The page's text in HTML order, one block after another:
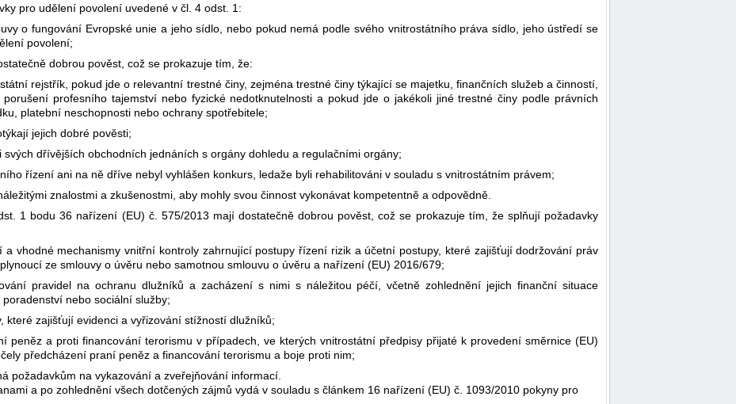
pro udělení povolení uvedené v čl. 4 odst. 1:
o fungování Evropské unie a jeho sídlo, nebo pokud nemá podle svého vnitrostátního práva sídlo, jeho ústředí se
povolení;
dobrou pověst, což se prokazuje tím, že:
rejstřík, pokud jde o relevantní trestné činy, zejména trestné činy týkající se majetku, finančních služeb a činností,
profesního tajemství nebo fyzické nedotknutelnosti a pokud jde o jakékoli jiné trestné činy podle právních
platební neschopnosti nebo ochrany spotřebitele;
jejich dobré pověsti;
dřívějších obchodních jednáních s orgány dohledu a regulačními orgány;
řízení ani na ně dříve nebyl vyhlášen konkurs, ledaže byli rehabilitováni v souladu s vnitrostátním právem;
znalostmi a zkušenostmi, aby mohly svou činnost vykonávat kompetentně a odpovědně.
1 bodu 36 nařízení (EU) č. 575/2013 mají dostatečně dobrou pověst, což se prokazuje tím, že splňují požadavky
vhodné mechanismy vnitřní kontroly zahrnující postupy řízení rizik a účetní postupy, které zajišťují dodržování práv
ze smlouvy o úvěru nebo samotnou smlouvu o úvěru a nařízení (EU) 2016/679;
pravidel na ochranu dlužníků a zacházení s nimi s náležitou péčí, včetně zohlednění jejich finanční situace
nebo sociální služby;
zajišťují evidenci a vyřizování stížností dlužníků;
peněz a proti financování terorismu v případech, ve kterých vnitrostátní předpisy přijaté k provedení směrnice (EU)
předcházení praní peněz a financování terorismu a boje proti nim;
požadavkům na vykazování a zveřejňování informací.
a po zohlednění všech dotčených zájmů vydá v souladu s článkem 16 nařízení (EU) č. 1093/2010 pokyny pro